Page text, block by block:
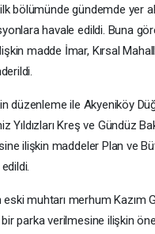
ilk bölümünde gündemde yer
havale edildi. Buna
madde İmar, Kırsal
düzenleme ile Akyeniköy
Yıldızları Kreş ve Gündüz
ilişkin maddeler Plan ve
muhtarı merhum Kazım
parka verilmesine ilişkin